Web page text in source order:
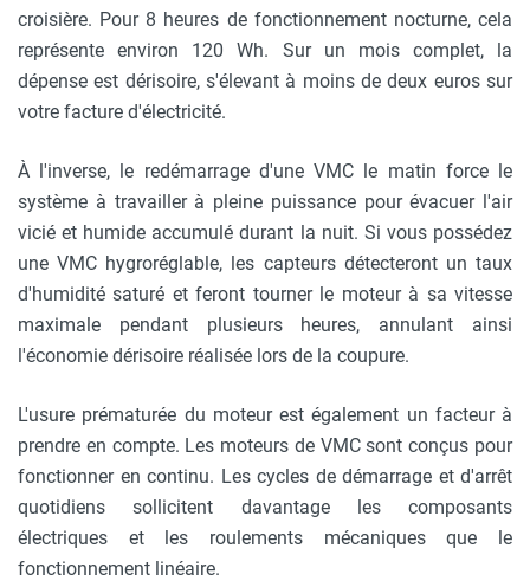
croisière. Pour 8 heures de fonctionnement nocturne, cela
représente environ 120 Wh. Sur un mois complet, la
dépense est dérisoire, s'élevant à moins de deux euros sur
votre facture d'électricité.
À l'inverse, le redémarrage d'une VMC le matin force le
système à travailler à pleine puissance pour évacuer l'air
vicié et humide accumulé durant la nuit. Si vous possédez
une VMC hygroréglable, les capteurs détecteront un taux
d'humidité saturé et feront tourner le moteur à sa vitesse
maximale pendant plusieurs heures, annulant ainsi
l'économie dérisoire réalisée lors de la coupure.
L'usure prématurée du moteur est également un facteur à
prendre en compte. Les moteurs de VMC sont conçus pour
fonctionner en continu. Les cycles de démarrage et d'arrêt
quotidiens sollicitent davantage les composants
électriques et les roulements mécaniques que le
fonctionnement linéaire.